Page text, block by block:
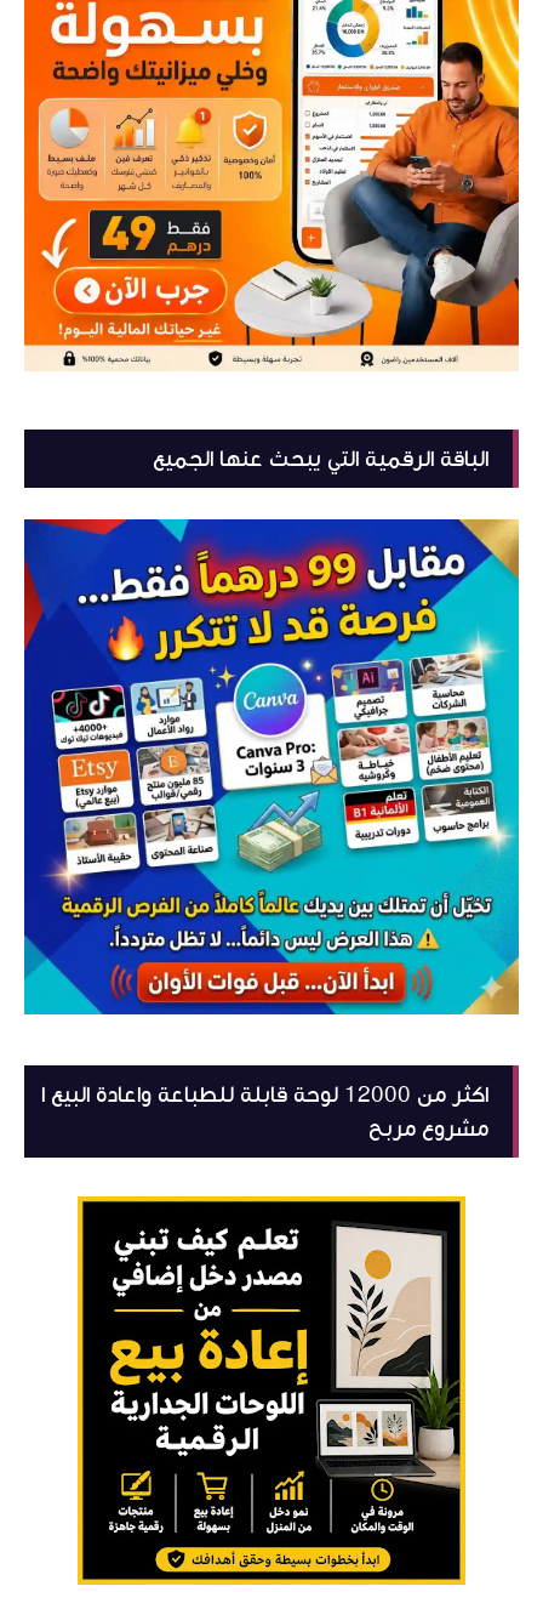
الباقة الرقمية التي يبحث عنها الجميع
اكثر من 12000 لوحة قابلة للطباعة واعادة البيع ا
مشروع مربح